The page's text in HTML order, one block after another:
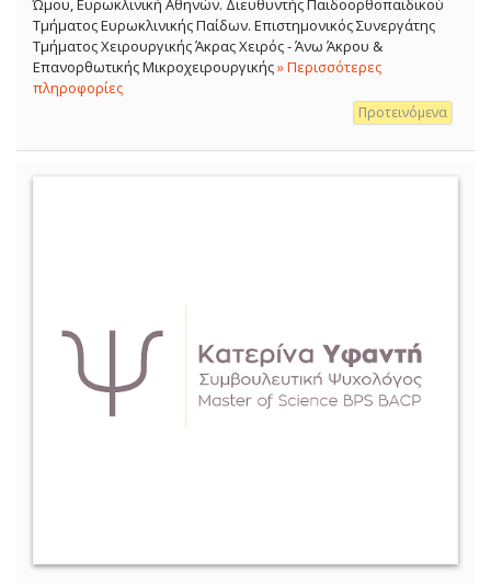
Ώμου, Ευρωκλινική Αθηνών. Διευθυντής Παιδοορθοπαιδικού
Τμήματος Ευρωκλινικής Παίδων. Επιστημονικός Συνεργάτης
Τμήματος Χειρουργικής Άκρας Χειρός - Άνω Άκρου &
Επανορθωτικής Μικροχειρουργικής» Περισσότερες
πληροφορίες
Προτεινόμενα